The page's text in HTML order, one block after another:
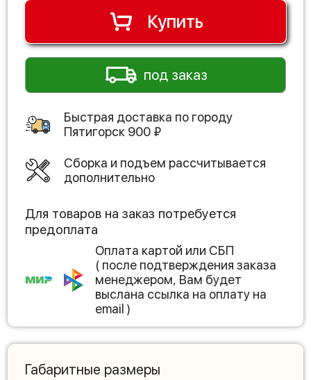
Купить
под заказ
Быстрая доставка по городу
Пятигорск 900 ₽
Сборка и подъем рассчитывается
дополнительно
Для товаров на заказ потребуется
предоплата
Оплата картой или СБП
( после подтверждения заказа
менеджером, Вам будет
выслана ссылка на оплату на
email )
Габаритные размеры